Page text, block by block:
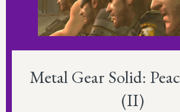
Metal Gear Solid:
(II)